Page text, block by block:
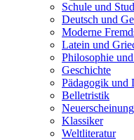
Schule und
Deutsch und
Moderne
Latein und
Philosophie
Geschichte
Pädagogik und
Belletristik
Klassiker
Weltliteratur